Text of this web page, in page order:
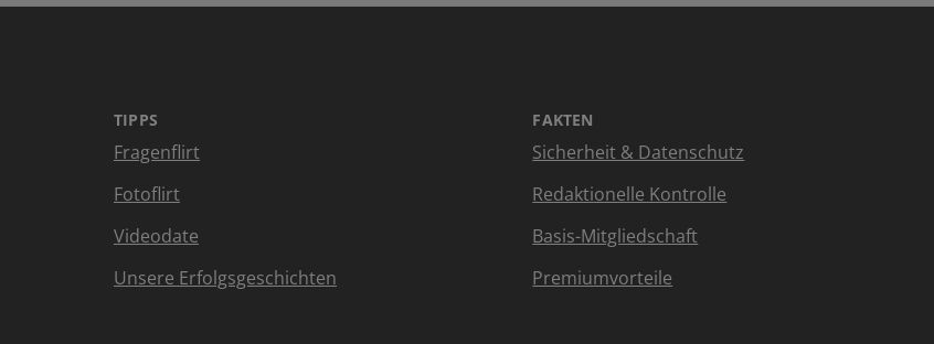
TIPPS
Fragenflirt
Fotoflirt
Videodate
Unsere Erfolgsgeschichten
FAKTEN
Sicherheit & Datenschutz
Redaktionelle Kontrolle
Basis-Mitgliedschaft
Premiumvorteile